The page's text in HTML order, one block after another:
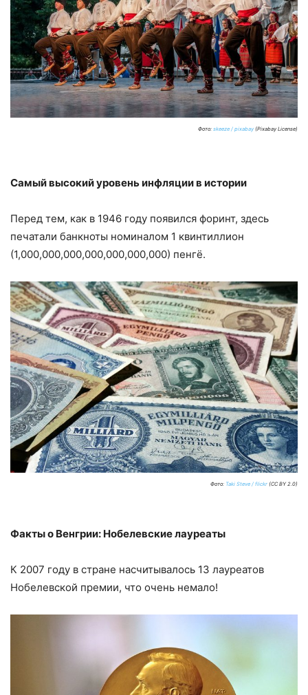
Фото: skeeze / pixabay (Pixabay License)
Самый высокий уровень инфляции в истории
Перед тем, как в 1946 году появился форинт, здесь
печатали банкноты номиналом 1 квинтиллион
(1,000,000,000,000,000,000,000) пенгё.
Фото: Taki Steve / flickr (CC BY 2.0)
Факты о Венгрии: Нобелевские лауреаты
К 2007 году в стране насчитывалось 13 лауреатов
Нобелевской премии, что очень немало!